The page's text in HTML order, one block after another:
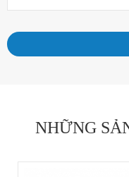
NHỮNG